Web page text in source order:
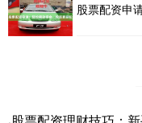
股票配资申